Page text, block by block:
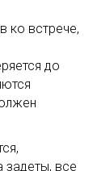
ко встрече,
до
задеты, все